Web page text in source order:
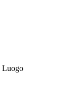
Luogo